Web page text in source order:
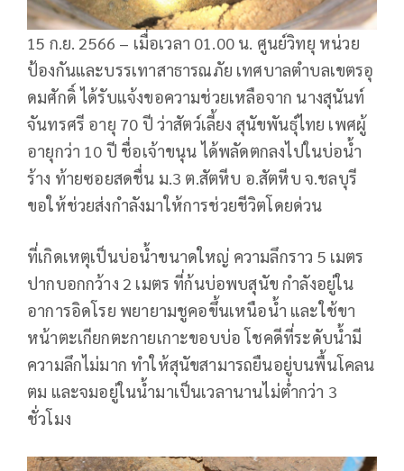
15 ก.ย. 2566 – เมื่อเวลา 01.00 น. ศูนย์วิทยุ หน่วย
ป้องกันและบรรเทาสาธารณภัย เทศบาลตำบลเขตรอุ
ดมศักดิ์ ได้รับแจ้งขอความช่วยเหลือจาก นางสุนันท์
จันทรศรี อายุ 70 ปี ว่าสัตว์เลี้ยง สุนัขพันธุ์ไทย เพศผู้
อายุกว่า 10 ปี ชื่อเจ้าขนุน ได้พลัดตกลงไปในบ่อน้ำ
ร้าง ท้ายซอยสดชื่น ม.3 ต.สัตหีบ อ.สัตหีบ จ.ชลบุรี
ขอให้ช่วยส่งกำลังมาให้การช่วยชีวิตโดยด่วน
ที่เกิดเหตุเป็นบ่อน้ำขนาดใหญ่ ความลึกราว 5 เมตร
ปากบอกกว้าง 2 เมตร ที่ก้นบ่อพบสุนัข กำลังอยู่ใน
อาการอิดโรย พยายามชูคอขึ้นเหนือน้ำ และใช้ขา
หน้าตะเกียกตะกายเกาะขอบบ่อ โชคดีที่ระดับน้ำมี
ความลึกไม่มาก ทำให้สุนัขสามารถยืนอยู่บนพื้นโคลน
ตม และจมอยู่ในน้ำมาเป็นเวลานานไม่ต่ำกว่า 3
ชั่วโมง